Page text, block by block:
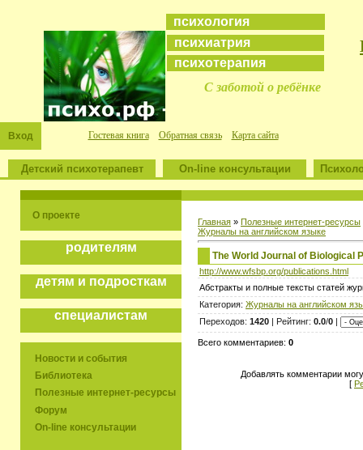
психология
психиатрия
психотерапия
С заботой о ребёнке
Вход Гостевая книга Обратная связь Карта сайта
Детский психотерапевт On-line консультации
О проекте
родителям
детям и подросткам
специалистам
Новости и события
Библиотека
Полезные интернет-ресурсы
Форум
On-line консультации
Главная » Полезные интернет-ресурсы
Журналы на английском языке
The World Journal of Biological
http://www.wfsbp.org/publications.html
Абстракты и полные тексты статей
Категория: Журналы на английском
Переходов: 1420 | Рейтинг: 0.0/0 |
Всего комментариев: 0
Добавлять комментарии
[